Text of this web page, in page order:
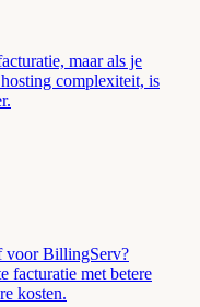
maar als je
complexiteit, is
voor BillingServ?
facturatie met betere
kosten.